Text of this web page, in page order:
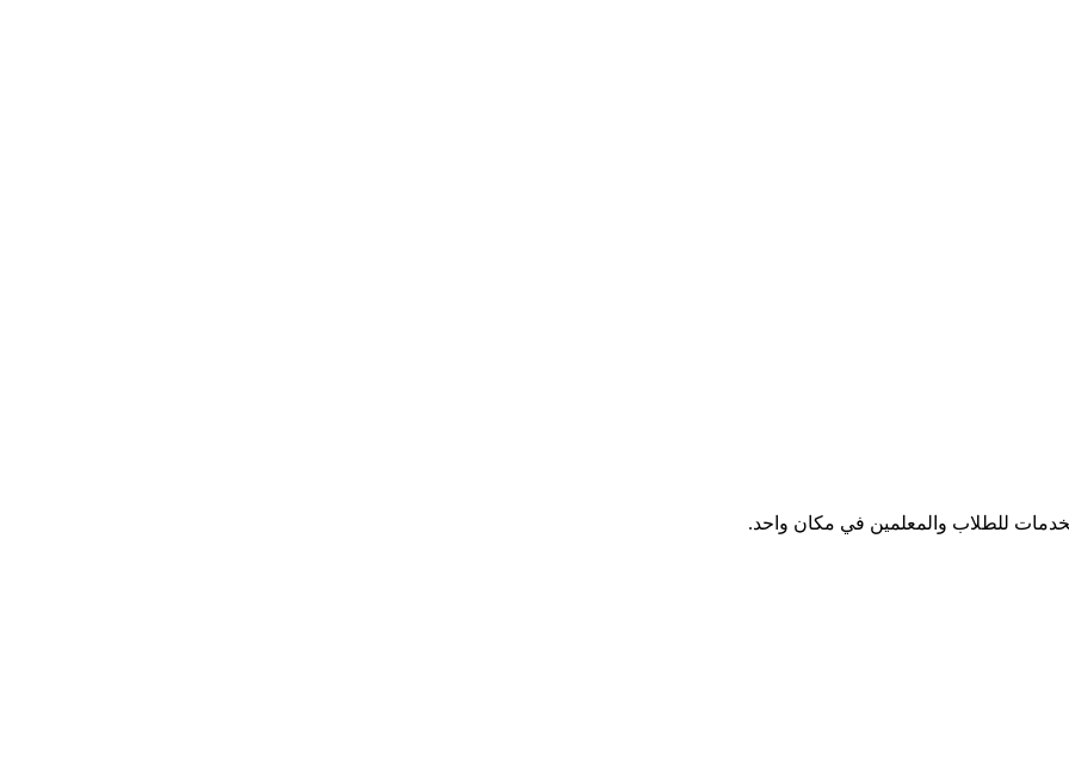
للطلاب والمعلمين في مكان واحد.